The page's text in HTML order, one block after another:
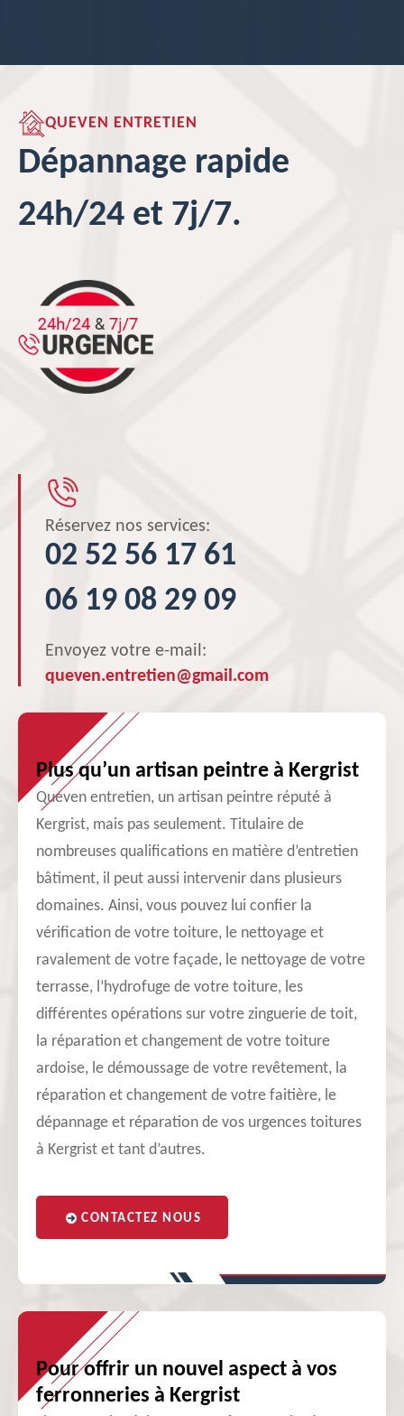
QUEVEN ENTRETIEN
Dépannage rapide
24h/24 et 7j/7.
Réservez nos services:
02 52 56 17 61
06 19 08 29 09
Envoyez votre e-mail:
queven.entretien@gmail.com
Plus qu’un artisan peintre à Kergrist
Queven entretien, un artisan peintre réputé à
Kergrist, mais pas seulement. Titulaire de
nombreuses qualifications en matière d’entretien
bâtiment, il peut aussi intervenir dans plusieurs
domaines. Ainsi, vous pouvez lui confier la
vérification de votre toiture, le nettoyage et
ravalement de votre façade, le nettoyage de votre
terrasse, l’hydrofuge de votre toiture, les
différentes opérations sur votre zinguerie de toit,
la réparation et changement de votre toiture
ardoise, le démoussage de votre revêtement, la
réparation et changement de votre faitière, le
dépannage et réparation de vos urgences toitures
à Kergrist et tant d’autres.
CONTACTEZ NOUS
Pour offrir un nouvel aspect à vos
ferronneries à Kergrist